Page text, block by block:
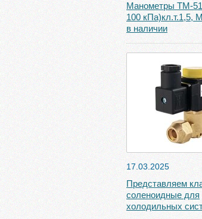
Манометры ТМ-
100 кПа)кл.т.1,5,
в наличии
17.03.2025
Представляем
соленоидные для
холодильных